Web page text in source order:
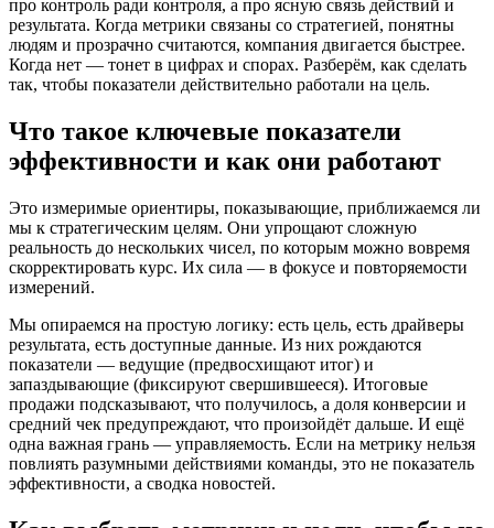
про контроль ради контроля, а про ясную связь действий и
результата. Когда метрики связаны со стратегией, понятны
людям и прозрачно считаются, компания двигается быстрее.
Когда нет — тонет в цифрах и спорах. Разберём, как сделать
так, чтобы показатели действительно работали на цель.
Что такое ключевые показатели
эффективности и как они работают
Это измеримые ориентиры, показывающие, приближаемся ли
мы к стратегическим целям. Они упрощают сложную
реальность до нескольких чисел, по которым можно вовремя
скорректировать курс. Их сила — в фокусе и повторяемости
измерений.
Мы опираемся на простую логику: есть цель, есть драйверы
результата, есть доступные данные. Из них рождаются
показатели — ведущие (предвосхищают итог) и
запаздывающие (фиксируют свершившееся). Итоговые
продажи подсказывают, что получилось, а доля конверсии и
средний чек предупреждают, что произойдёт дальше. И ещё
одна важная грань — управляемость. Если на метрику нельзя
повлиять разумными действиями команды, это не показатель
эффективности, а сводка новостей.